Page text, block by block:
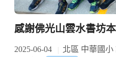
感謝佛光山雲水書坊
2025-06-04 北區 中華國